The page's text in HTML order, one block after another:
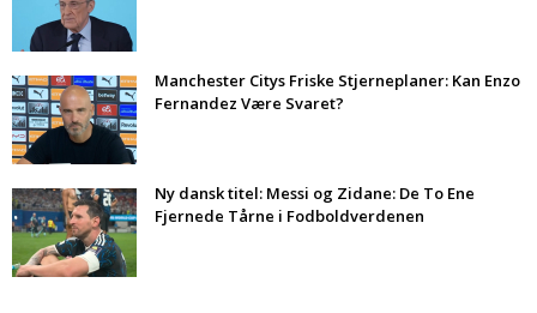
Manchester Citys Friske Stjerneplaner: Kan Enzo
Fernandez Være Svaret?
Ny dansk titel: Messi og Zidane: De To Ene
Fjernede Tårne i Fodboldverdenen